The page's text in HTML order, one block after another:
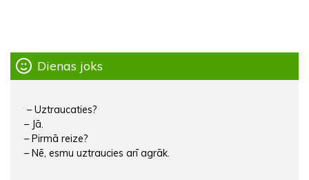
Dienas joks
– Uztraucaties?
– Jā.
– Pirmā reize?
– Nē, esmu uztraucies arī agrāk.